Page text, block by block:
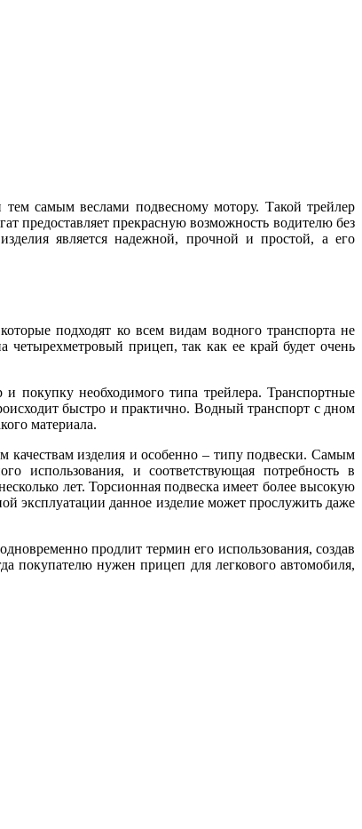
самым веслами подвесному мотору. Такой трейлер
предоставляет прекрасную возможность водителю без
является надежной, прочной и простой, а его
подходят ко всем видам водного транспорта не
четырехметровый прицеп, так как ее край будет очень
покупку необходимого типа трейлера. Транспортные
быстро и практично. Водный транспорт с дном
материала.
качествам изделия и особенно – типу подвески. Самым
использования, и соответствующая потребность в
лет. Торсионная подвеска имеет более высокую
эксплуатации данное изделие может прослужить даже
продлит термин его использования, создав
покупателю нужен прицеп для легкового автомобиля,